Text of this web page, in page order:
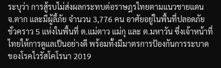
ระบุว่า การสู้รบไม่ส่งผลกระทบต่อราษฎรไทยตามแนวชายแดน
จ.ตาก และมีผู้ลี้ภัย จำนวน 3,776 คนอาศัยอยู่ในพื้นที่ปลอดภัย
ชั่วคราว 5 แห่งในพื้นที่ ต.แม่ตาว แม่กุ และ ต.มหาวันซึ่งเจ้าหน้าที่
ไทยให้การดูแลเป็นอย่างดีพร้อมทั้งมีมาตรการป้องกันการระบาด
ของโรคไวรัสโคโรนา 2019